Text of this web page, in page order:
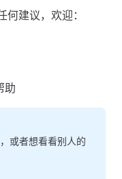
建议，欢迎：
助
或者想看看别人的